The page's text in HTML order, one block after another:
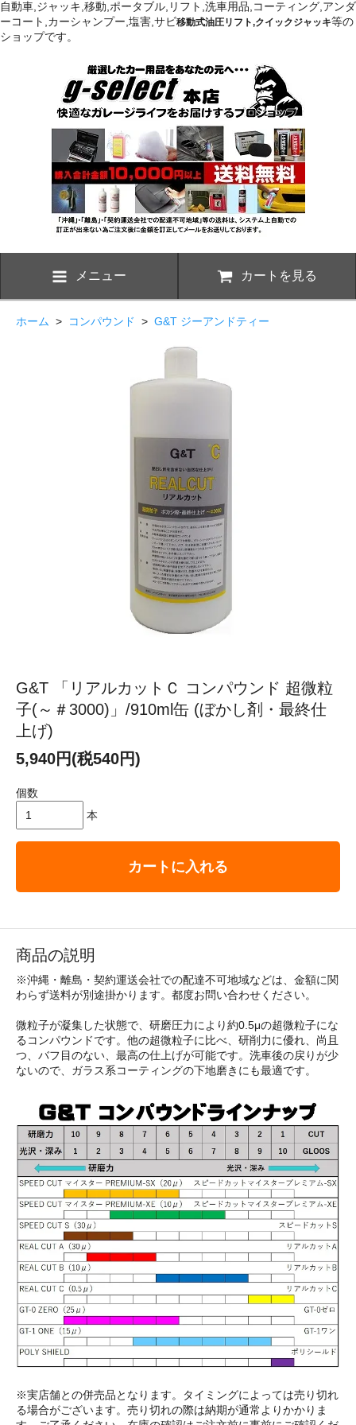
自動車,ジャッキ,移動,ポータブル,リフト,洗車用品,コーティング,アンダ
ーコート,カーシャンプー,塩害,サビ移動式油圧リフト,クイックジャッキ等の
ショップです。
メニュー カートを見る
ホーム > コンパウンド > G&T ジーアンドティー
G&T 「リアルカットＣ コンパウンド 超微粒
子(～＃3000)」/910ml缶 (ぼかし剤・最終仕
上げ)
5,940円(税540円)
個数
本
カートに入れる
商品の説明
※沖縄・離島・契約運送会社での配達不可地域などは、金額に関
わらず送料が別途掛かります。都度お問い合わせください。
微粒子が凝集した状態で、研磨圧力により約0.5μの超微粒子にな
るコンパウンドです。他の超微粒子に比べ、研削力に優れ、尚且
つ、バフ目のない、最高の仕上げが可能です。洗車後の戻りが少
ないので、ガラス系コーティングの下地磨きにも最適です。
※実店舗との併売品となります。タイミングによっては売り切れ
る場合がございます。売り切れの際は納期が通常よりかかりま